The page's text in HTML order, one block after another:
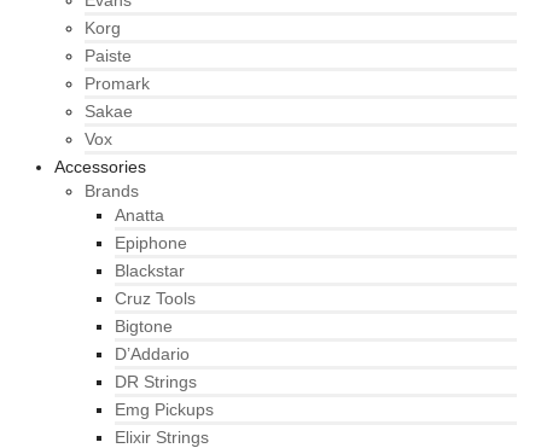
Korg
Paiste
Promark
Sakae
Vox
Accessories
Brands
Anatta
Epiphone
Blackstar
Cruz Tools
Bigtone
D’Addario
DR Strings
Emg Pickups
Elixir Strings